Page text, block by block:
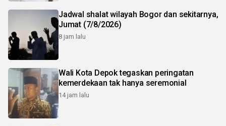
Jadwal shalat wilayah Bogor dan sekitarnya,
Jumat (7/8/2026)
8 jam lalu
Wali Kota Depok tegaskan peringatan
kemerdekaan tak hanya seremonial
14 jam lalu